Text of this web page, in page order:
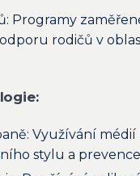
Programy
rodičů v
Využívání médií
stylu a